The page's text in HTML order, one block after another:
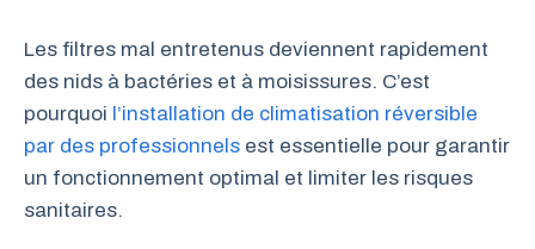
Les filtres mal entretenus deviennent rapidement
des nids à bactéries et à moisissures. C’est
pourquoi l’installation de climatisation réversible
par des professionnels est essentielle pour garantir
un fonctionnement optimal et limiter les risques
sanitaires.